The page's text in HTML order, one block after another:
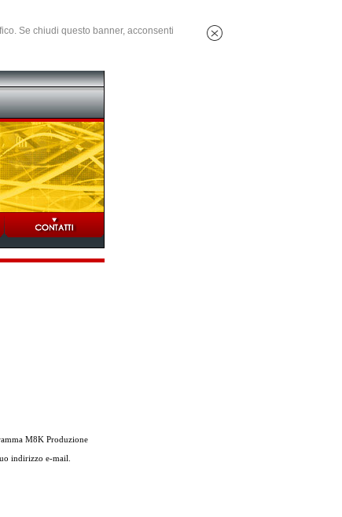
Se chiudi questo banner, acconsenti
M8K Produzione
indirizzo e-mail.